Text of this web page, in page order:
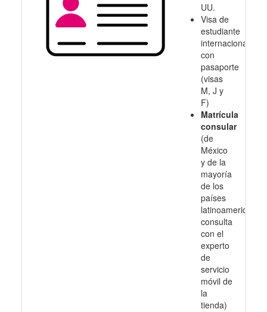
UU.
Visa de
estudiante
internacional
con
pasaporte
(visas
M, J y
F)
Matrícula
consular
(de
México
y de la
mayoría
de los
países
latinoamericanos,
consulta
con el
experto
de
servicio
móvil de
la
tienda)